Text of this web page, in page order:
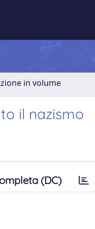
in volume
il nazismo
(DC)